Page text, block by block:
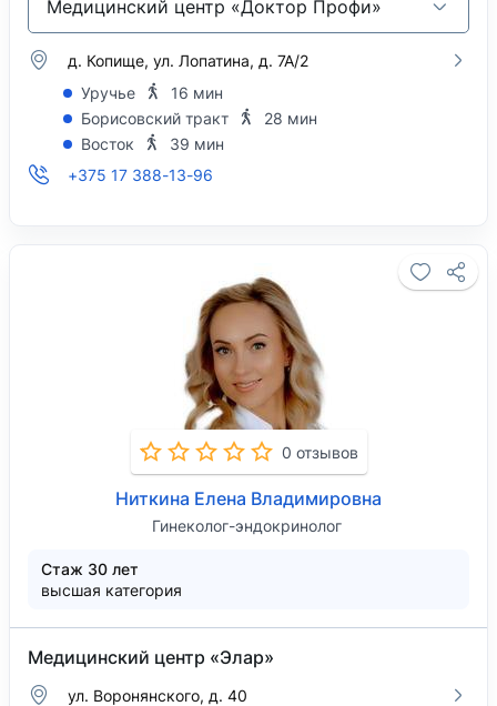
Медицинский центр «Доктор Профи»
д. Копище, ул. Лопатина, д. 7А/2
Уручье
16 мин
Борисовский тракт
28 мин
Восток
39 мин
+375 17 388-13-96
0 отзывов
Ниткина Елена Владимировна
Гинеколог-эндокринолог
Стаж 30 лет
высшая категория
Медицинский центр «Элар»
ул. Воронянского, д. 40